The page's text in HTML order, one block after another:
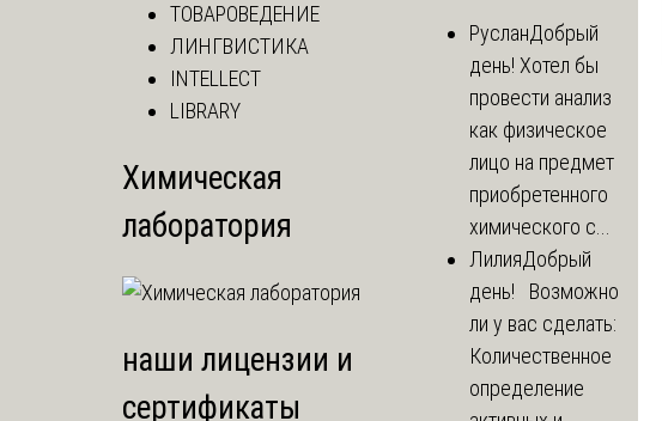
ТОВАРОВЕДЕНИЕ
ЛИНГВИСТИКА
INTELLECT
LIBRARY
Химическая
лаборатория
наши лицензии и
сертификаты
РусланДобрый
день! Хотел бы
провести анализ
как физическое
лицо на предмет
приобретенного
химического с...
ЛилияДобрый
день! Возможно
ли у вас сделать:
Количественное
определение